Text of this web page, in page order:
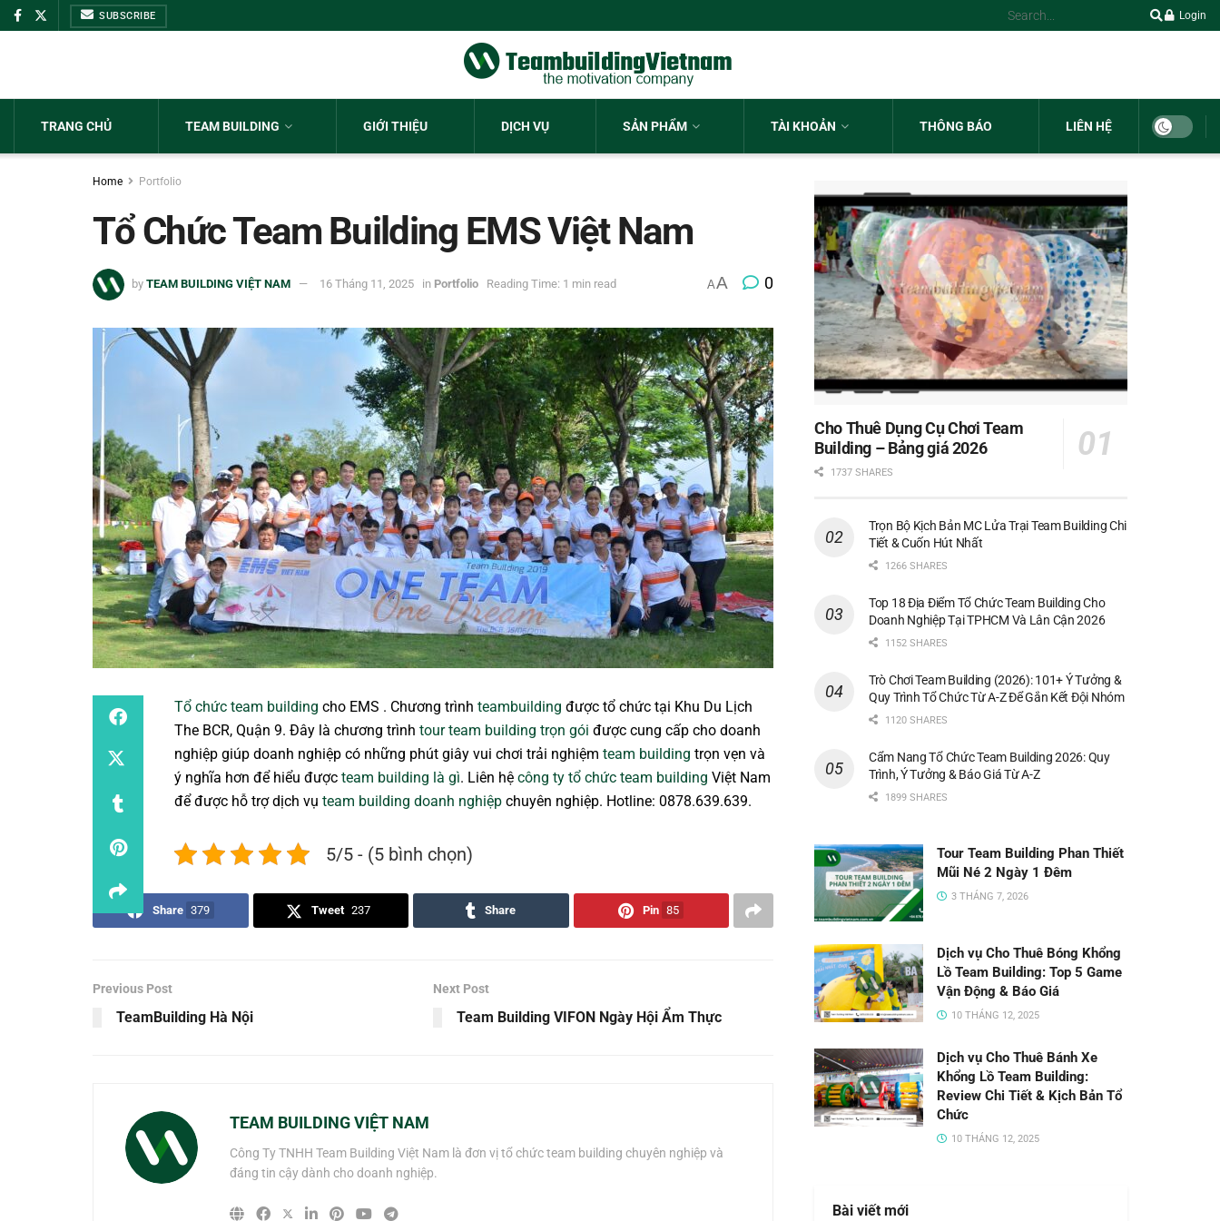
SUBSCRIBE Login
TRANG CHỦ TEAM BUILDING GIỚI THIỆU DỊCH VỤ SẢN PHẨM TÀI KHOẢN THÔNG BÁO LIÊN HỆ
Home Portfolio
Tổ Chức Team Building EMS Việt Nam
by TEAM BUILDING VIỆT NAM 16 Tháng 11, 2025 in Portfolio Reading Time: 1 min read AA 0
Tổ chức team building cho EMS . Chương trình teambuilding được tổ chức tại Khu Du Lịch
The BCR, Quận 9. Đây là chương trình tour team building trọn gói được cung cấp cho doanh
nghiệp giúp doanh nghiệp có những phút giây vui chơi trải nghiệm team building trọn vẹn và
ý nghĩa hơn để hiểu được team building là gì. Liên hệ công ty tổ chức team building Việt Nam
để được hỗ trợ dịch vụ team building doanh nghiệp chuyên nghiệp. Hotline: 0878.639.639.
5/5 - (5 bình chọn)
Share 379 Tweet 237 Share Pin 85
Previous Post
TeamBuilding Hà Nội
Next Post
Team Building VIFON Ngày Hội Ẩm Thực
TEAM BUILDING VIỆT NAM
Công Ty TNHH Team Building Việt Nam là đơn vị tổ chức team building chuyên nghiệp và
đáng tin cậy dành cho doanh nghiệp.
Cho Thuê Dụng Cụ Chơi Team
Building – Bảng giá 2026
1737 SHARES
Trọn Bộ Kịch Bản MC Lửa Trại Team Building Chi
Tiết & Cuốn Hút Nhất
1266 SHARES
Top 18 Địa Điểm Tổ Chức Team Building Cho
Doanh Nghiệp Tại TPHCM Và Lân Cận 2026
1152 SHARES
Trò Chơi Team Building (2026): 101+ Ý Tưởng &
Quy Trình Tổ Chức Từ A-Z Để Gắn Kết Đội Nhóm
1120 SHARES
Cẩm Nang Tổ Chức Team Building 2026: Quy
Trình, Ý Tưởng & Báo Giá Từ A-Z
1899 SHARES
Tour Team Building Phan Thiết
Mũi Né 2 Ngày 1 Đêm
3 THÁNG 7, 2026
Dịch vụ Cho Thuê Bóng Khổng
Lồ Team Building: Top 5 Game
Vận Động & Báo Giá
10 THÁNG 12, 2025
Dịch vụ Cho Thuê Bánh Xe
Khổng Lồ Team Building:
Review Chi Tiết & Kịch Bản Tổ
Chức
10 THÁNG 12, 2025
Bài viết mới